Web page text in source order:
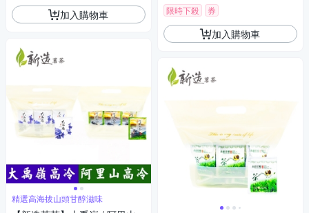
加入購物車
精選高海拔山頭甘醇滋味
限時下殺 券
加入購物車